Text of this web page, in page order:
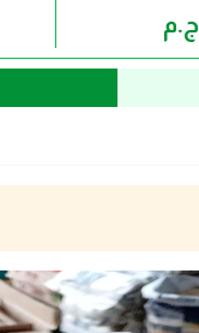
ج.م